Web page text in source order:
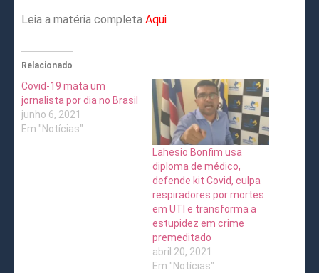
Leia a matéria completa Aqui
Relacionado
Covid-19 mata um
jornalista por dia no Brasil
junho 6, 2021
Em "Notícias"
Lahesio Bonfim usa
diploma de médico,
defende kit Covid, culpa
respiradores por mortes
em UTI e transforma a
estupidez em crime
premeditado
abril 20, 2021
Em "Notícias"